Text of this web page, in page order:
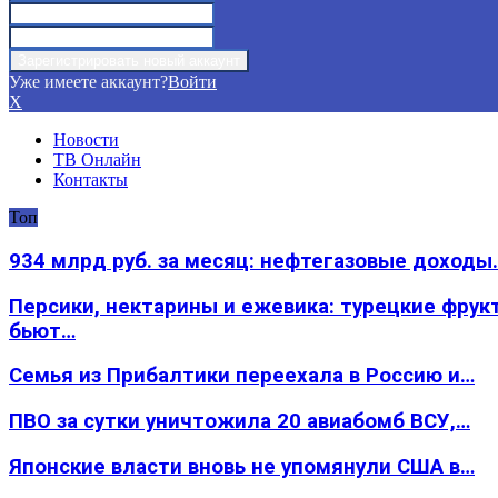
Уже имеете аккаунт?Войти
X
Новости
ТВ Онлайн
Контакты
Топ
934 млрд руб. за месяц: нефтегазовые
Персики, нектарины и ежевика: турецкие
бьют…
Семья из Прибалтики переехала в Россию и…
ПВО за сутки уничтожила 20 авиабомб ВСУ,…
Японские власти вновь не упомянули США в…